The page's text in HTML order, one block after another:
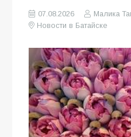
07.08.2026
Малика
Новости в Батайске